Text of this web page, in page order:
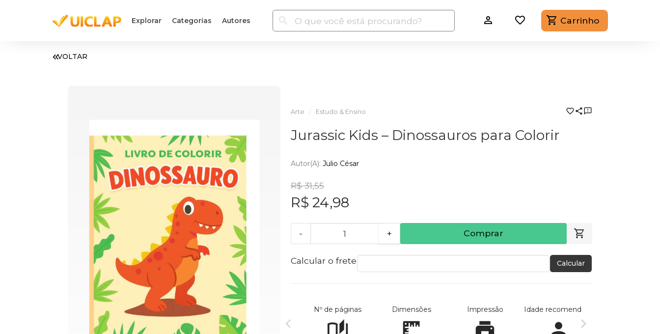
Explorar Categorias Autores Carrinho
VOLTAR
Arte Estudo & Ensino
Jurassic Kids – Dinossauros para Colorir
Autor(a): Julio César
R$ 31,55
R$ 24,98
- + Comprar
Calcular o frete Calcular
Nº de páginas Dimensões Impressão Idade recomendada